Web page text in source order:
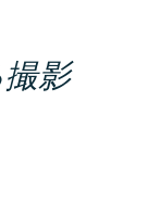
影